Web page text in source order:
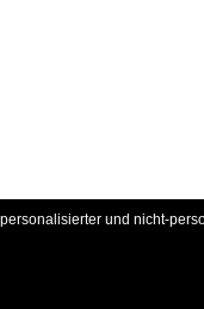
und nicht-